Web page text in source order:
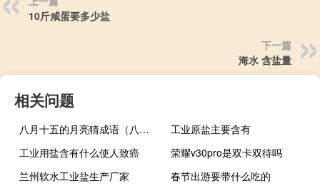
10斤咸蛋要多少盐
下一篇
海水 含盐量
相关问题
八月十五的月亮猜成语（八月十五的月亮是什么成语）
工业原盐主要含有
工业用盐含有什么使人致癌
荣耀v30pro是双卡双待吗
兰州软水工业盐生产厂家
春节出游要带什么吃的